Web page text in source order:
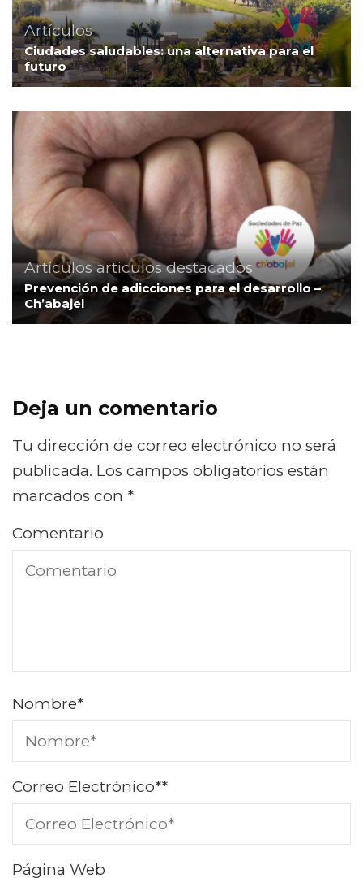
Artículos
Ciudades saludables: una alternativa para el
futuro
Artículos articulos destacados
Prevención de adicciones para el desarrollo –
Ch’abajel
Deja un comentario
Tu dirección de correo electrónico no será
publicada. Los campos obligatorios están
marcados con *
Comentario
Nombre*
Correo Electrónico**
Página Web